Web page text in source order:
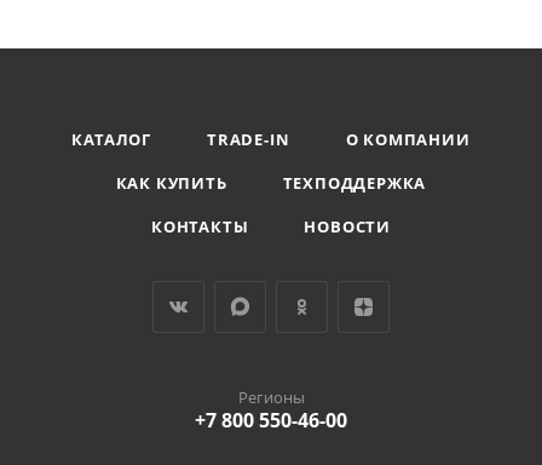
КАТАЛОГ TRADE-IN
О КОМПАНИИ
КАК КУПИТЬ
ТЕХПОДДЕРЖКА
КОНТАКТЫ
НОВОСТИ
Регионы
+7 800 550-46-00